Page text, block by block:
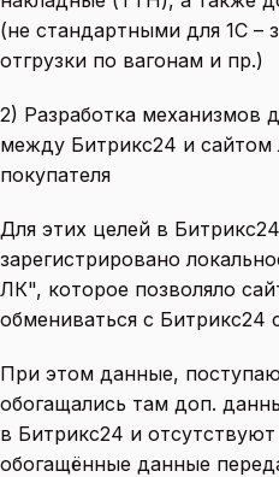
(не стандартными для 1С –
отгрузки по вагонам и пр.)
2) Разработка механизмов
между Битрикс24 и сайтом
покупателя
Для этих целей в
зарегистрировано
ЛК", которое позволяло
обмениваться с Битрикс24
При этом данные,
обогащались там доп.
в Битрикс24 и
обогащённые данные